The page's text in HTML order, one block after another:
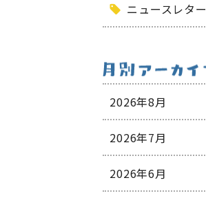
ニュースレター
2026年8月
2026年7月
2026年6月